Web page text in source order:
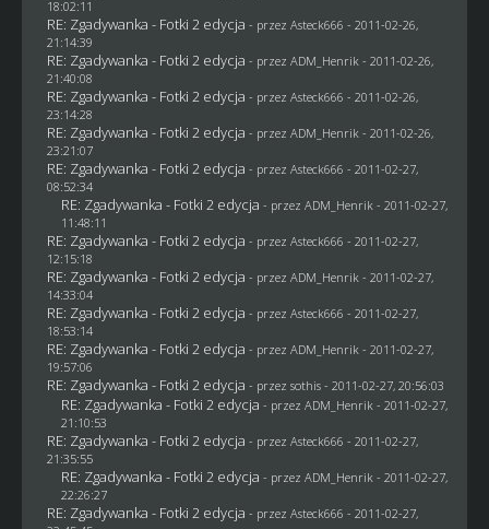
18:02:11
RE: Zgadywanka - Fotki 2 edycja - przez Asteck666 - 2011-02-26,
21:14:39
RE: Zgadywanka - Fotki 2 edycja - przez ADM_Henrik - 2011-02-26,
21:40:08
RE: Zgadywanka - Fotki 2 edycja - przez Asteck666 - 2011-02-26,
23:14:28
RE: Zgadywanka - Fotki 2 edycja - przez ADM_Henrik - 2011-02-26,
23:21:07
RE: Zgadywanka - Fotki 2 edycja - przez Asteck666 - 2011-02-27,
08:52:34
RE: Zgadywanka - Fotki 2 edycja - przez ADM_Henrik - 2011-02-27,
11:48:11
RE: Zgadywanka - Fotki 2 edycja - przez Asteck666 - 2011-02-27,
12:15:18
RE: Zgadywanka - Fotki 2 edycja - przez ADM_Henrik - 2011-02-27,
14:33:04
RE: Zgadywanka - Fotki 2 edycja - przez Asteck666 - 2011-02-27,
18:53:14
RE: Zgadywanka - Fotki 2 edycja - przez ADM_Henrik - 2011-02-27,
19:57:06
RE: Zgadywanka - Fotki 2 edycja - przez sothis- 2011-02-27, 20:56:03
RE: Zgadywanka - Fotki 2 edycja - przez ADM_Henrik - 2011-02-27,
21:10:53
RE: Zgadywanka - Fotki 2 edycja - przez Asteck666 - 2011-02-27,
21:35:55
RE: Zgadywanka - Fotki 2 edycja - przez ADM_Henrik - 2011-02-27,
22:26:27
RE: Zgadywanka - Fotki 2 edycja - przez Asteck666 - 2011-02-27,